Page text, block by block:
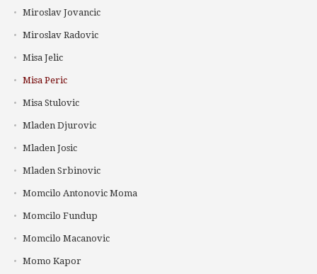
Miroslav Jovancic
Miroslav Radovic
Misa Jelic
Misa Peric
Misa Stulovic
Mladen Djurovic
Mladen Josic
Mladen Srbinovic
Momcilo Antonovic Moma
Momcilo Fundup
Momcilo Macanovic
Momo Kapor